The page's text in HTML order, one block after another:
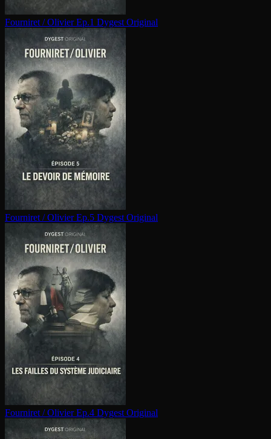
Fourniret / Olivier Ep.1 Dygest Original
Fourniret / Olivier Ep.5 Dygest Original
Fourniret / Olivier Ep.4 Dygest Original